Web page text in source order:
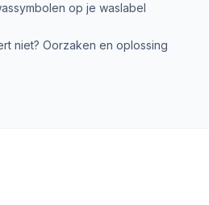
op je waslabel
niet? Oorzaken en oplossing